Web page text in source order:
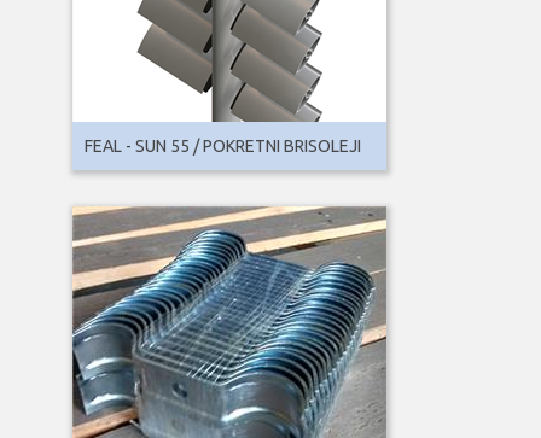
FEAL - SUN 55 / POKRETNI BRISOLEJI